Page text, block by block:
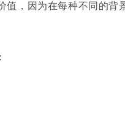
值，因为在每种不同的背